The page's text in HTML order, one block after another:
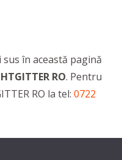
în această pagină
RO. Pentru
RO la tel: 0722